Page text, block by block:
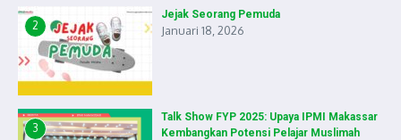
2
Jejak Seorang Pemuda
Januari 18, 2026
3
Talk Show FYP 2025: Upaya IPMI Makassar
Kembangkan Potensi Pelajar Muslimah